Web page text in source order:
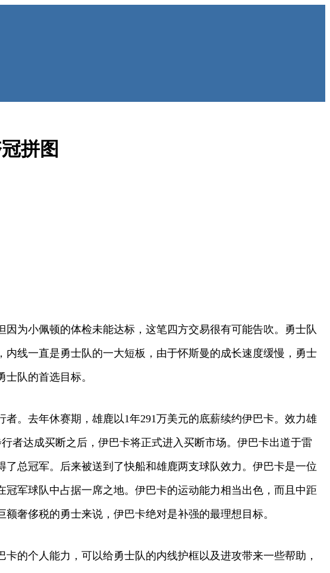
拼图
为小佩顿的体检未能达标，这笔四方交易很有可能告吹。勇士队
线一直是勇士队的一大短板，由于怀斯曼的成长速度缓慢，勇士
队的首选目标。
。去年休赛期，雄鹿以1年291万美元的底薪续约伊巴卡。效力雄
者达成买断之后，伊巴卡将正式进入买断市场。伊巴卡出道于雷
总冠军。后来被送到了快船和雄鹿两支球队效力。伊巴卡是一位
军球队中占据一席之地。伊巴卡的运动能力相当出色，而且中距
奢侈税的勇士来说，伊巴卡绝对是补强的最理想目标。
的个人能力，可以给勇士队的内线护框以及进攻带来一些帮助，